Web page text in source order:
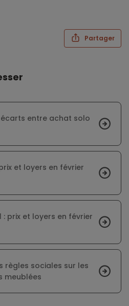
Partager
entre achat solo
et loyers en février
prix et loyers en février
règles sociales sur les
meublées